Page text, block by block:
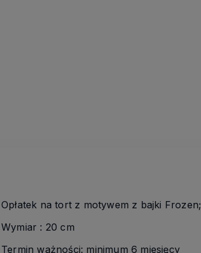
Opłatek na tort z motywem z bajki Frozen;
Wymiar : 20 cm
Termin ważności: minimum 6 miesięcy